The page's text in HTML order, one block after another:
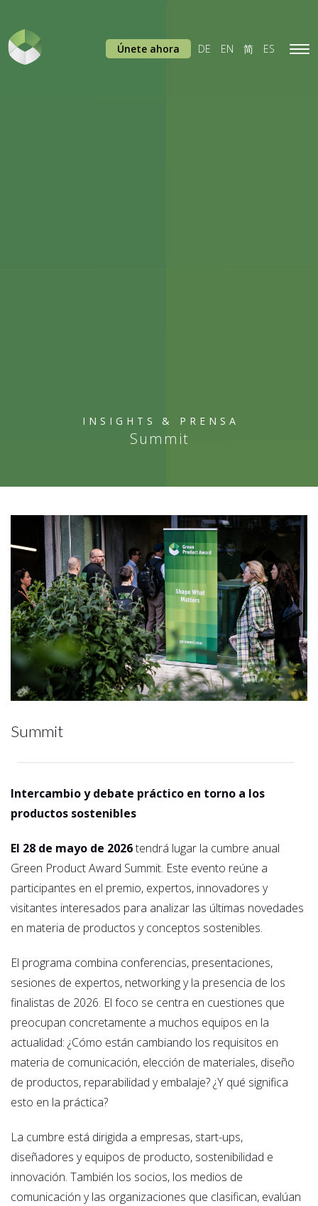
INSIGHTS& PRENSA
Summit
Únete ahora DE EN 简 ES
Summit
Intercambio y debate práctico en torno a los
productos sostenibles
El 28 de mayo de 2026tendrá lugar la cumbre anual
Green Product Award Summit. Este evento reúne a
participantes en el premio, expertos, innovadores y
visitantes interesados para analizar las últimas novedades
en materia de productos y conceptos sostenibles.
El programa combina conferencias, presentaciones,
sesiones de expertos, networking y la presencia de los
finalistas de 2026. El foco se centra en cuestiones que
preocupan concretamente a muchos equipos en la
actualidad: ¿Cómo están cambiando los requisitos en
materia de comunicación, elección de materiales, diseño
de productos, reparabilidad y embalaje? ¿Y qué significa
esto en la práctica?
La cumbre está dirigida a empresas, start-ups,
diseñadores y equipos de producto, sostenibilidad e
innovación. También los socios, los medios de
comunicación y las organizaciones que clasifican, evalúan